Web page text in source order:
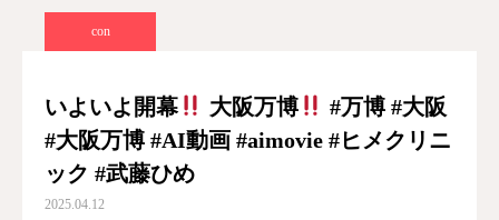
con
いよいよ開幕 大阪万博
#万博 #大阪
#大阪万博 #AI動画 #aimovie #ヒメクリニ
ック #武藤ひめ
2025.04.12
Instagram
あなたの細胞が、あなたを治す。
ヒメクリニック